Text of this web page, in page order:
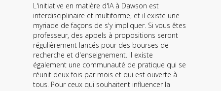
L'initiative en matière d'IA à Dawson est
interdisciplinaire et multiforme, et il existe une
myriade de façons de s'y impliquer. Si vous êtes
professeur, des appels à propositions seront
régulièrement lancés pour des bourses de
recherche et d'enseignement. Il existe
également une communauté de pratique qui se
réunit deux fois par mois et qui est ouverte à
tous. Pour ceux qui souhaitent influencer la